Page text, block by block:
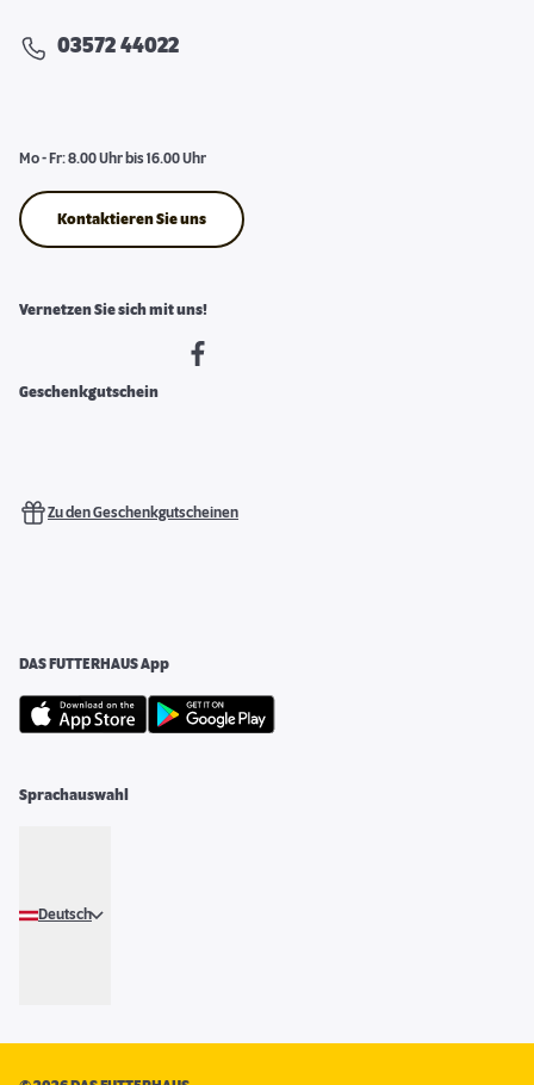
03572 44022
Mo - Fr: 8.00 Uhr bis 16.00 Uhr
Kontaktieren Sie uns
Vernetzen Sie sich mit uns!
Geschenkgutschein
Zu den Geschenkgutscheinen
DAS FUTTERHAUS App
Sprachauswahl
Deutsch